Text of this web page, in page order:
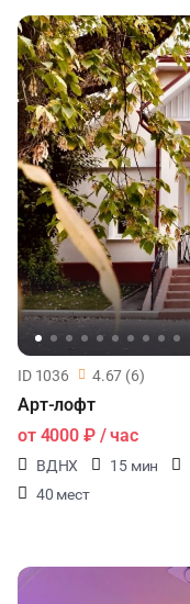
ID 1036 4.67 (6)
Арт-лофт
от 4000 ₽/ час
ВДНХ 15 мин
40 мест